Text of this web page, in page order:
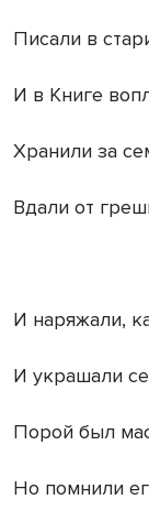
Писали в
И в Книге
Хранили за
Вдали от
И наряжали,
И украшали
Порой был
Но помнили